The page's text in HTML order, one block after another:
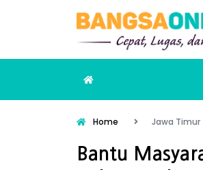
Home Jawa Timur
Bantu